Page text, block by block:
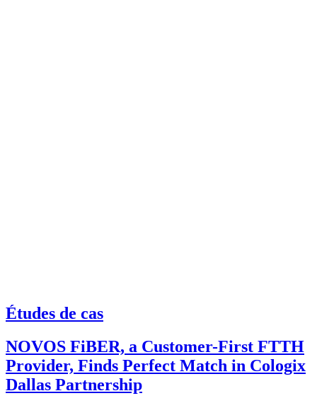
Études de cas
NOVOS FiBER, a Customer-First FTTH
Provider, Finds Perfect Match in Cologix
Dallas Partnership